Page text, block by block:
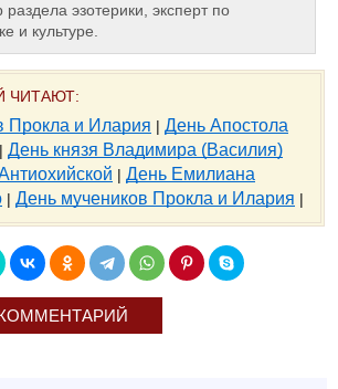
раздела эзотерики, эксперт по
и культуре.
ЧИТАЮТ:
Прокла и Илария | День Апостола
| День князя Владимира (Василия)
| День Емилиана
| День мучеников Прокла и Илария |